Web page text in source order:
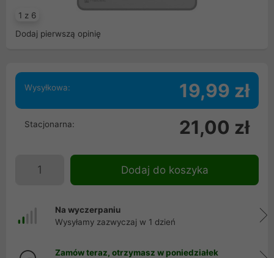
1 z 6
Dodaj pierwszą opinię
Wysyłkowa: 19,99 zł
Stacjonarna: 21,00 zł
Dodaj do koszyka
Na wyczerpaniu
Wysyłamy zazwyczaj w 1 dzień
Zamów teraz, otrzymasz w poniedziałek